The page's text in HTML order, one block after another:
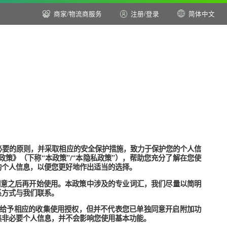
商家/物流商服务 注册/登录
策
当、最小必要的原则，并采取相应的安全保护措施，致力于
何管理您的个人信息，以便您更好地作出适当的选择。
分理解和同意之后再开始使用。本政策中涉及的专业词汇，
中提及的联系方式与我们联系。